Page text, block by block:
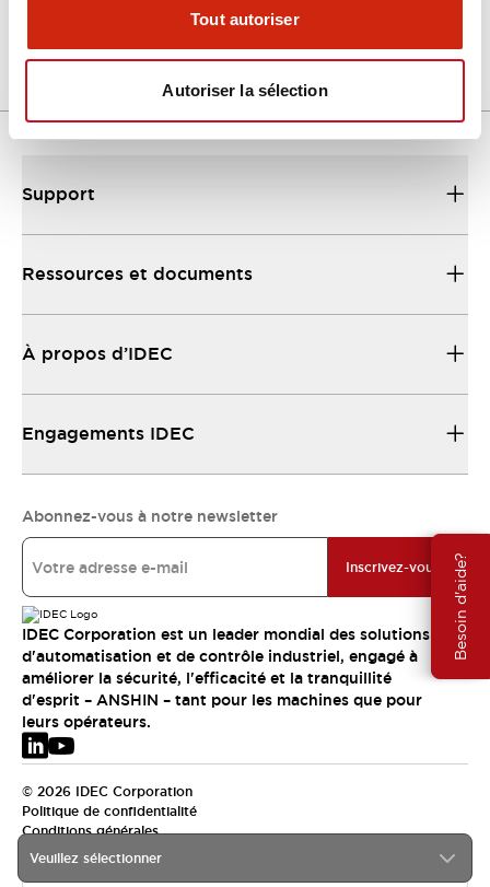
Tout autoriser
Autoriser la sélection
Besoin d'aide?
Veuillez sélectionner
Support
Ressources et documents
À propos d’IDEC
Engagements IDEC
Abonnez-vous à notre newsletter
Inscrivez-vous
IDEC Corporation est un leader mondial des solutions
d'automatisation et de contrôle industriel, engagé à
améliorer la sécurité, l'efficacité et la tranquillité
d'esprit – ANSHIN – tant pour les machines que pour
leurs opérateurs.
© 2026 IDEC Corporation
Politique de confidentialité
Conditions générales
EMEA